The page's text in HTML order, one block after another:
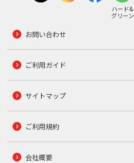
ハード&
グリーン
お問い合わせ
ご利用ガイド
サイトマップ
ご利用規約
会社概要